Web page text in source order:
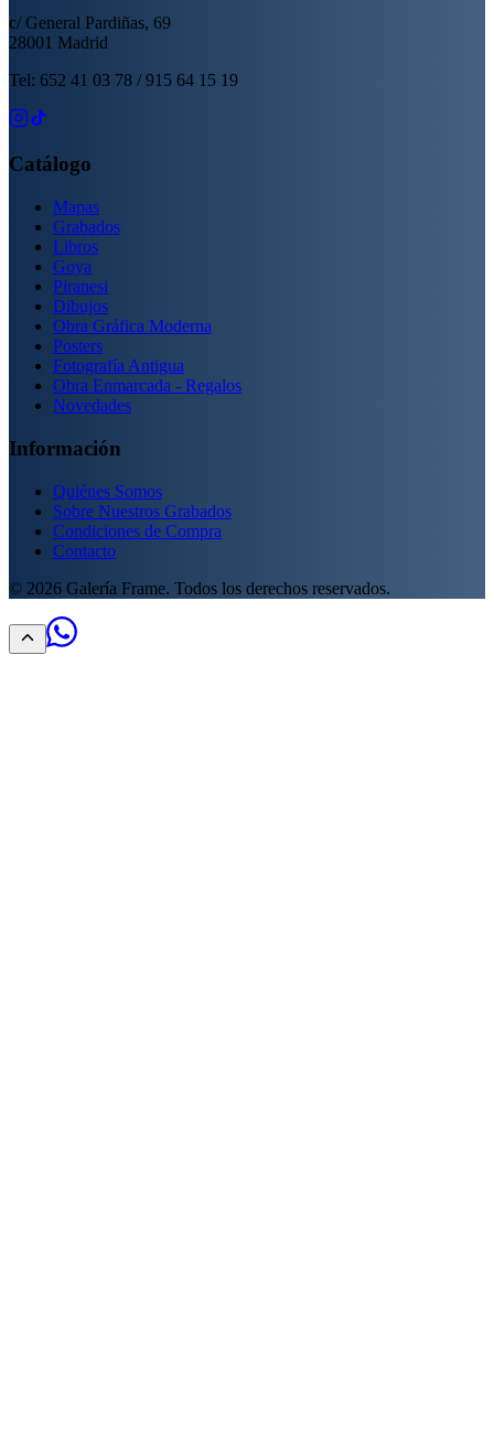
c/ General Pardiñas, 69
28001 Madrid
Tel: 652 41 03 78 / 915 64 15 19
Catálogo
Mapas
Grabados
Libros
Goya
Piranesi
Dibujos
Obra Gráfica Moderna
Posters
Fotografía Antigua
Obra Enmarcada - Regalos
Novedades
Información
Quiénes Somos
Sobre Nuestros Grabados
Condiciones de Compra
Contacto
© 2026 Galería Frame. Todos los derechos reservados.